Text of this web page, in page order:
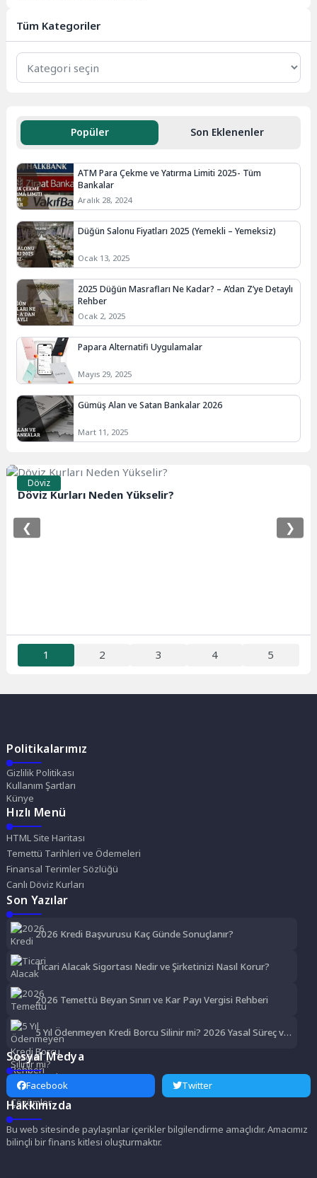
Tüm Kategoriler
Popüler Son Eklenenler
ATM Para Çekme ve Yatırma Limiti 2025- Tüm
Bankalar
Aralık 28, 2024
Düğün Salonu Fiyatları 2025 (Yemekli – Yemeksiz)
Ocak 13, 2025
2025 Düğün Masrafları Ne Kadar? – A’dan Z’ye Detaylı
Rehber
Ocak 2, 2025
Papara Alternatifi Uygulamalar
Mayıs 29, 2025
Gümüş Alan ve Satan Bankalar 2026
Mart 11, 2025
Döviz
Döviz Kurları Neden Yükselir?
❮ ❯
1 2 3 4 5
Politikalarımız
Gizlilik Politikası
Kullanım Şartları
Künye
Hızlı Menü
HTML Site Haritası
Temettü Tarihleri ve Ödemeleri
Finansal Terimler Sözlüğü
Canlı Döviz Kurları
Son Yazılar
2026 Kredi Başvurusu Kaç Günde Sonuçlanır?
Ticari Alacak Sigortası Nedir ve Şirketinizi Nasıl Korur?
2026 Temettü Beyan Sınırı ve Kar Payı Vergisi Rehberi
5 Yıl Ödenmeyen Kredi Borcu Silinir mi? 2026 Yasal Süreç ve
Çözümler
Sosyal Medya
Facebook Twitter
Hakkımızda
Bu web sitesinde paylaşınlar içerikler bilgilendirme amaçlıdır. Amacımız
bilinçli bir finans kitlesi oluşturmaktır.